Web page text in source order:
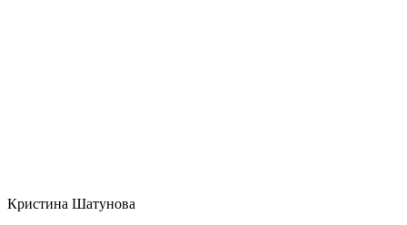
Кристина Шатунова